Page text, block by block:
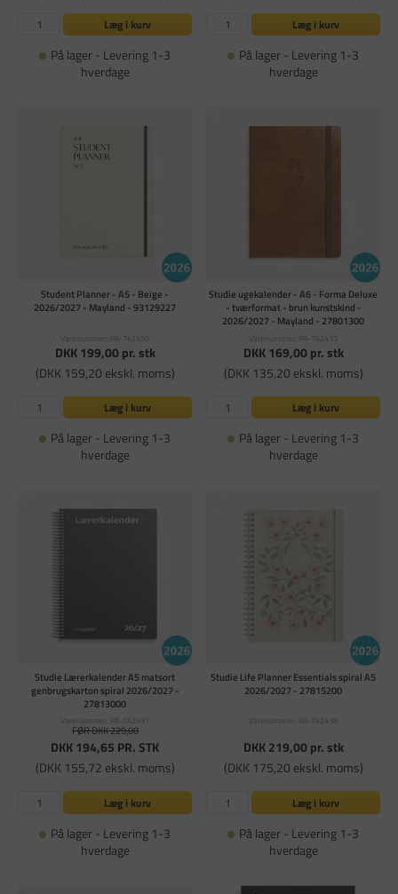
Læg i kurv
På lager - Levering 1-3
hverdage
Læg i kurv
På lager - Levering 1-3
hverdage
Student Planner - A5 - Beige -
2026/2027 - Mayland - 93129227
Varenummer: PA-742450
DKK 199,00pr. stk
(DKK 159,20 ekskl. moms)
Læg i kurv
På lager - Levering 1-3
hverdage
Studie ugekalender - A6 - Forma Deluxe
- tværformat - brun kunstskind -
2026/2027 - Mayland - 27801300
Varenummer: PA-742415
DKK 169,00pr. stk
(DKK 135,20 ekskl. moms)
Læg i kurv
På lager - Levering 1-3
hverdage
Studie Lærerkalender A5 matsort
genbrugskarton spiral 2026/2027 -
27813000
Varenummer: PA-742431
FØR DKK 229,00
DKK 194,65 PR. STK
(DKK 155,72 ekskl. moms)
Læg i kurv
På lager - Levering 1-3
hverdage
Studie Life Planner Essentials spiral A5
2026/2027 - 27815200
Varenummer: PA-742438
DKK 219,00pr. stk
(DKK 175,20 ekskl. moms)
Læg i kurv
På lager - Levering 1-3
hverdage